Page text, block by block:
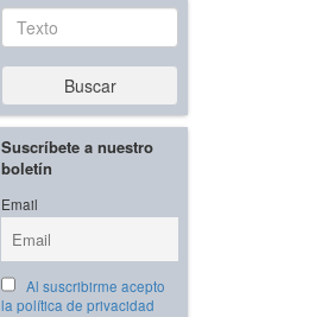
Texto
Buscar
Suscríbete a nuestro
boletín
Email
Al suscribirme acepto
la política de privacidad